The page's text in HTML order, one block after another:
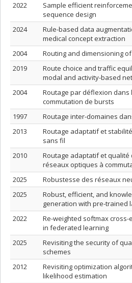
2022
Sample efficient
sequence design
2024
Rule-based data
medical concept extraction
2004
Routing and dimensioning
2019
Route choice and traffic
modal and activity-based
2004
Routage par déflexion
commutation de bursts
1997
Routage inter-domaines
2013
Routage adaptatif et
sans fil
2010
Routage adaptatif et qualité
réseaux optiques à
2025
Robustesse des réseaux
2025
Robust, efficient, and
generation with pre-trained
2022
Re-weighted softmax
in federated learning
2025
Revisiting the security of
schemes
2012
Revisiting optimization
likelihood estimation